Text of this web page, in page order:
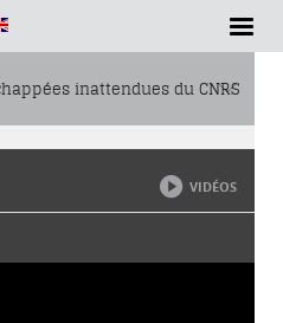
inattendues du CNRS
VIDÉOS